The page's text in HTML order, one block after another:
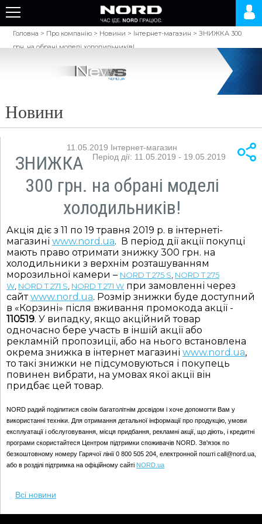
Головна > Про компанію > Новини > Інтернет-магазин >ЗНИЖКА 300
грн. на обрані моделі холодильників!
Новини
11.05.2019 Інтернет-магазин
Період дії: 11.05.2019 - 19.05.2019
ЗНИЖКА
300 грн. на обрані моделі
холодильників!
Акція діє з 11 по 19 травня 2019 р. в інтернеті-
магазині www.nord.ua. В період дії акції покупці
мають право отримати знижку 300 грн. на
холодильники з верхнім розташуванням
морозильної камери – NORD T 275 S NORD T 275
W NORD T 271 S NORD T 271 W при замовленні через
сайтwww.nord.ua. Розмір знижки буде доступний
в «Корзині» після вживання промокода акції -
110519. У випадку, якщо акційний товар
одночасно бере участь в іншій акції або
рекламній пропозиції, або на нього встановлена
окрема знижка в інтернет магазині www.nord.ua,
то такі знижки не підсумовуються і покупець
повинен вибрати, на умовах якої акції він
придбає цей товар.
NORD радий поділитися своїм багатолітнім досвідом і хоче допомогти Вам у
використанні техніки. Для отримання детальної інформації про продукцію, умови
експлуатації і обслуговування, місця придбання, рекламні акції, що діють, і кредитні
програми скористайтеся Центром підтримки споживачів NORD. Зв'язок по
безкоштовному номеру Гарячої лінії 0 800 505 204, електронной пошті call@nord.ua,
або в розділі підтримка на офіційному сайті NORD.ua
Всі новини